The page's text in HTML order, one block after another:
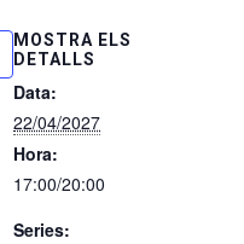
MOSTRA ELS
DETALLS
Data:
22/04/2027
Hora:
17:00/20:00
Series: